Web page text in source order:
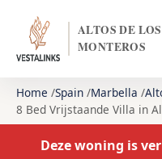
ALTOS DE LOS
MONTEROS
Home Spain Marbella
8 Bed Vrijstaande Villa in
Deze woning is